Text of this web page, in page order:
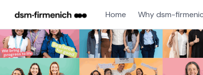
Home Why dsm-
Single
Position